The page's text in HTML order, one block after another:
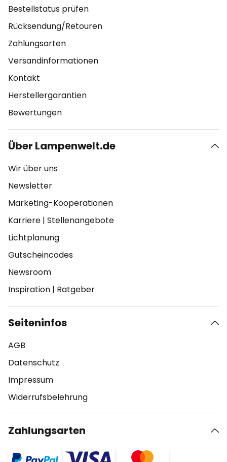
Bestellstatus prüfen
Rücksendung/Retouren
Zahlungsarten
Versandinformationen
Kontakt
Herstellergarantien
Bewertungen
Über Lampenwelt.de
Wir über uns
Newsletter
Marketing-Kooperationen
Karriere | Stellenangebote
Lichtplanung
Gutscheincodes
Newsroom
Inspiration | Ratgeber
Seiteninfos
AGB
Datenschutz
Impressum
Widerrufsbelehrung
Zahlungsarten